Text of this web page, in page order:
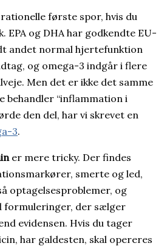
første spor, hvis du
EPA og DHA har godkendte EU-
andet normal hjertefunktion
og omega-3 indgår i flere
Men det er ikke det samme
behandler “inflammation i
den del, har vi skrevet en
3.
er mere tricky. Der findes
smerte og led,
optagelsesproblemer, og
formuleringer, der sælger
evidensen. Hvis du tager
har galdesten, skal opereres